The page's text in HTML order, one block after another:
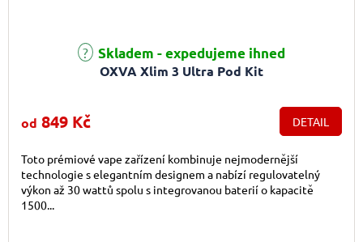
OXVA Xlim 3 Ultra Pod Kit
Průměrné hodnocení produktu je 5,0 z 5 hvězdiček.
Skladem - expedujeme ihned
od 849 Kč DETAIL
Toto prémiové vape zařízení kombinuje nejmodernější
technologie s elegantním designem a nabízí regulovatelný
výkon až 30 wattů spolu s integrovanou baterií o kapacitě
1500...